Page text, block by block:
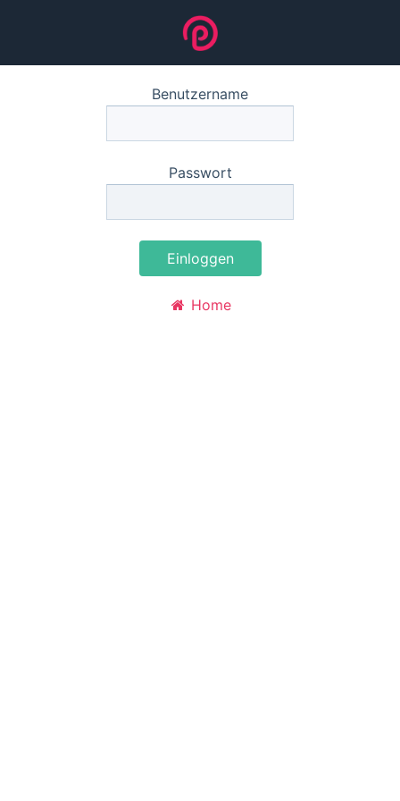
Benutzername
Passwort
Einloggen
Home